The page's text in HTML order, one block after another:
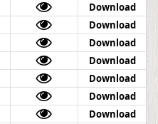
Download
Download
Download
Download
Download
Download
Download